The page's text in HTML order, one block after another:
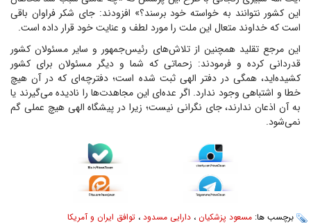
این کشور نتوانند به خواسته خود برسند؟» افزودند: جای شکر فراوان باقی
است که خداوند متعال این ملت را مورد لطف و عنایت خود قرار داده است.
این مرجع تقلید همچنین از تلاش‌های رئیس‌جمهور و سایر مسئولان کشور
قدردانی کرده و فرمودند: زحماتی که شما و دیگر مسئولان برای کشور
کشیده‌اید، همگی در دفتر الهی ثبت شده است؛ دفترچه‌ای که در آن هیچ
خطا و اشتباهی وجود ندارد. اگر عده‌ای این مجاهدت‌ها را نادیده می‌گیرند یا
به آن اذعان ندارند، جای نگرانی نیست؛ زیرا در پیشگاه الهی هیچ عملی گم
نمی‌شود.
برچسب ها: مسعود پزشکیان ، دارایی مسدود ، توافق ایران و آمریکا